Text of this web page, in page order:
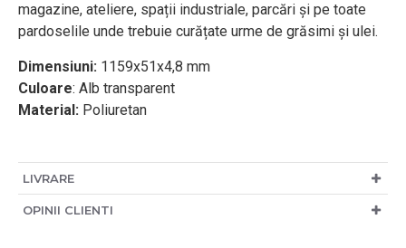
magazine, ateliere, spații industriale, parcări și pe toate
pardoselile unde trebuie curățate urme de grăsimi și ulei.
Dimensiuni: 1159x51x4,8 mm
Culoare: Alb transparent
Material: Poliuretan
LIVRARE
OPINII CLIENTI